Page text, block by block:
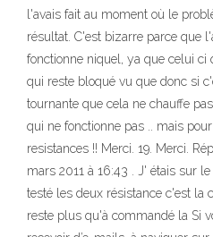
l'avais fait au moment où le
résultat. C'est bizarre parce que
fonctionne niquel, ya que celui
qui reste bloqué vu que donc si
tournante que cela ne chauffe
qui ne fonctionne pas .. mais
resistances !! Merci. 19. Merci.
mars 2011 à 16:43 . J' étais sur
testé les deux résistance c'est la
reste plus qu'à commandé la Si